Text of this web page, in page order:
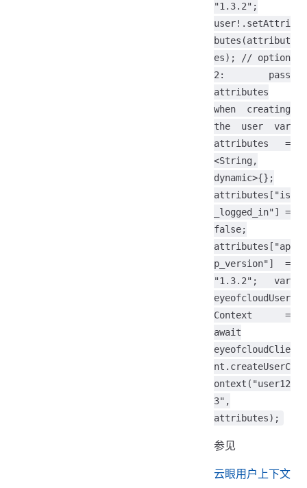
"1.3.2";
user!.setAttri
butes(attribut
es); // option
2: pass
attributes
when creating
the user var
attributes =
<String,
dynamic>{};
attributes["is
_logged_in"] =
false;
attributes["ap
p_version"] =
"1.3.2"; var
eyeofcloudUser
Context =
await
eyeofcloudClie
nt.createUserC
ontext("user12
3",
attributes);
参见
云眼用户上下文